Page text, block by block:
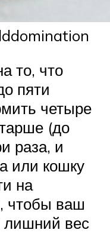
то, что
пяти
четыре
(до
раза, и
или кошку
на
чтобы ваш
вес